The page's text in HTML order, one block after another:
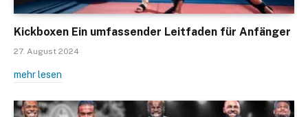
Kickboxen Ein umfassender Leitfaden für Anfänger
27. August 2024
mehr lesen